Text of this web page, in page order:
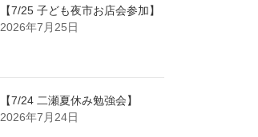
【7/25 子ども夜市お店会参加】
2026年7月25日
【7/24 二瀬夏休み勉強会】
2026年7月24日